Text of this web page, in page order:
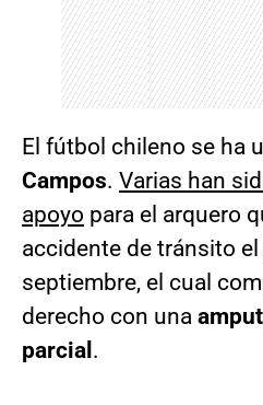
El fútbol chileno se ha
Campos. Varias han
apoyo para el arquero
accidente de tránsito
septiembre, el cual
derecho con una
parcial .